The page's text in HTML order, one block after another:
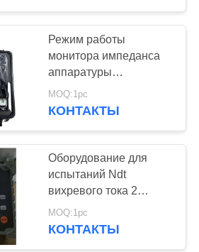
35
Режим работы
монитора импеданса
аппаратуры
обнаружения отказа
вихревого тока
MOQ:1pc
КОНТАКТЫ
Оборудование для
испытаний Ndt
вихревого тока 2
каналов
MOQ:1pc
КОНТАКТЫ